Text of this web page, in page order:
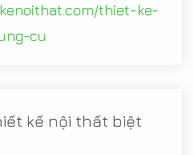
thiet-ke-
cu
kế nội thất biệt